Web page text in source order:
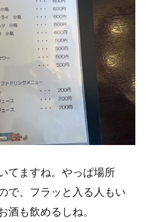
てますね。やっぱ場所
で、フラッと入る人もい
酒も飲めるしね。